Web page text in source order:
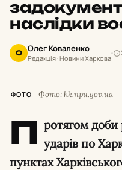
наслідки
О Олег Коваленко
Редакція · Новини Харкова
ФОТО Фото: hk.npu.gov.ua
П ротягом доби
ударів по
пунктах